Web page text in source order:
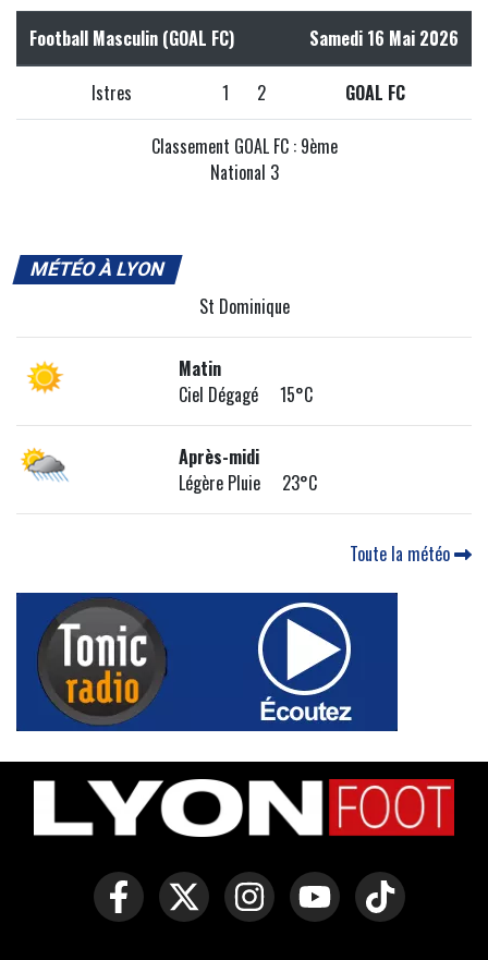
Football Masculin (GOAL FC) Samedi 16 Mai 2026
Istres 1 2 GOAL FC
Classement GOAL FC : 9ème
National 3
MÉTÉO À LYON
St Dominique
Matin
Ciel Dégagé 15°C
Après-midi
Légère Pluie 23°C
Toute la météo